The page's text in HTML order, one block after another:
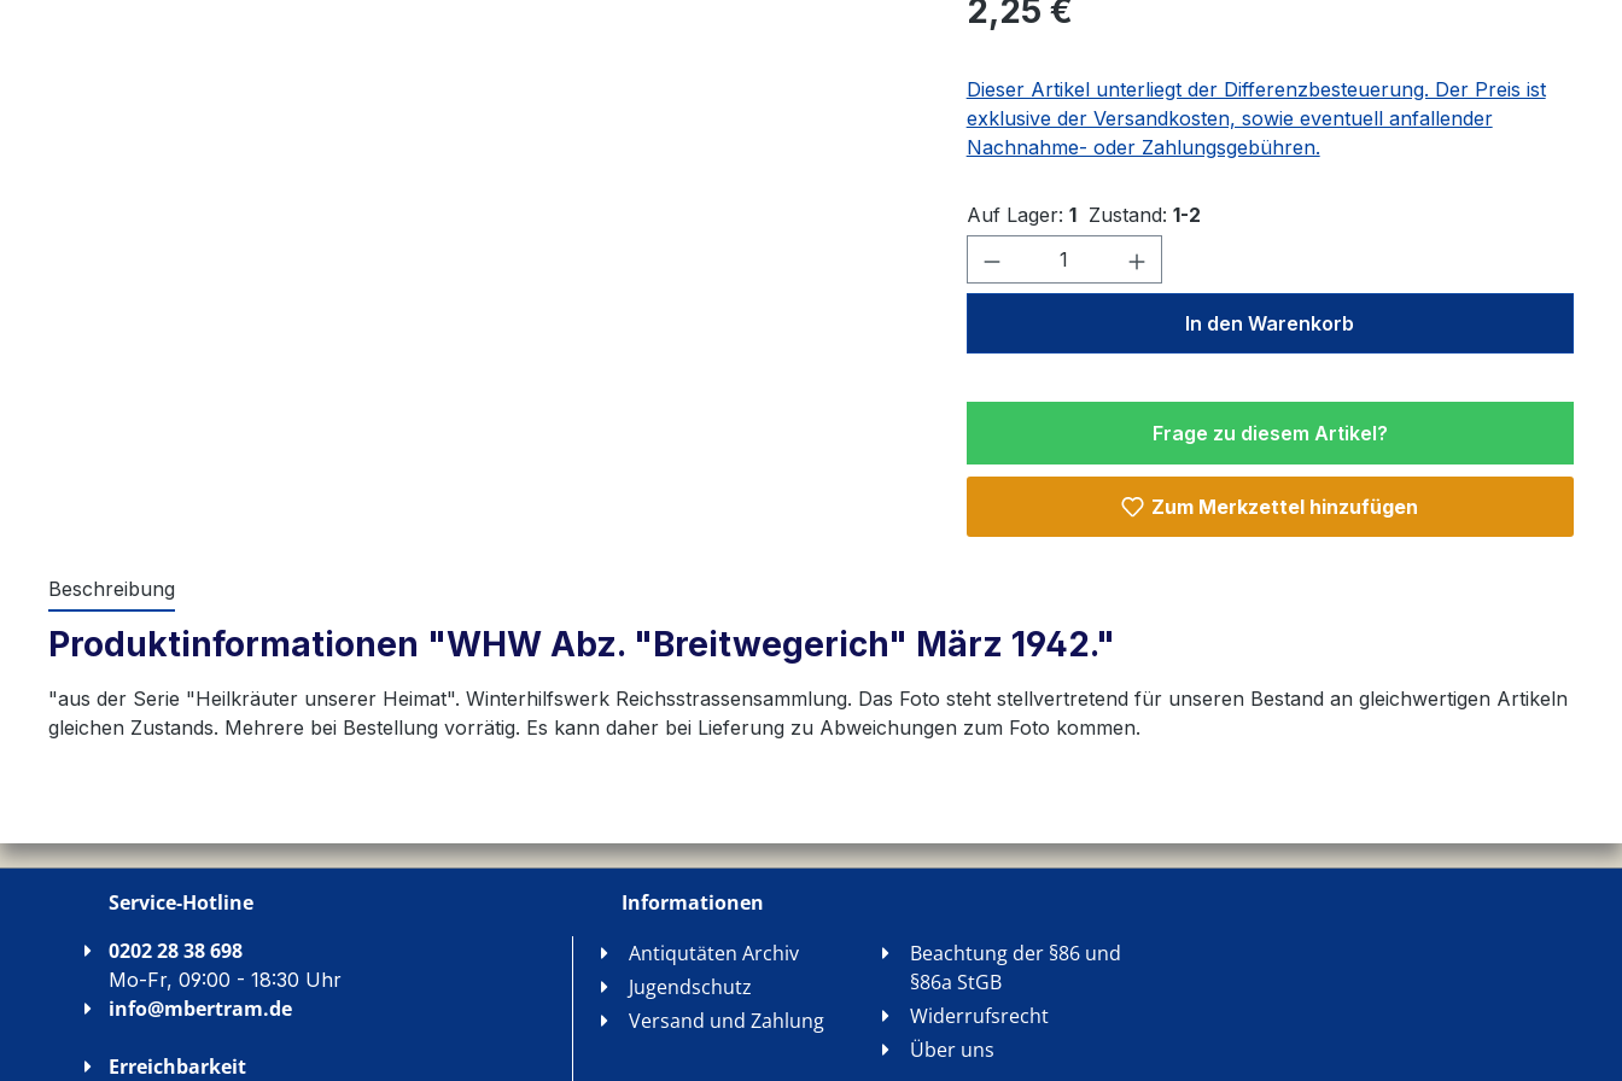
2,25 €
Dieser Artikel unterliegt der Differenzbesteuerung. Der Preis ist
exklusive der Versandkosten, sowie eventuell anfallender
Nachnahme- oder Zahlungsgebühren.
Auf Lager: 1 Zustand: 1-2
Produkt Anzahl: Gib den gewünschten Wert
In den Warenkorb
Frage zu diesem Artikel?
Zum Merkzettel hinzufügen
Beschreibung
Produktinformationen "WHW Abz. "Breitwegerich" März 1942."
"aus der Serie "Heilkräuter unserer Heimat". Winterhilfswerk Reichsstrassensammlung. Das Foto steht stellvertretend für unseren Bestand an gleichwertigen Artikeln
gleichen Zustands. Mehrere bei Bestellung vorrätig. Es kann daher bei Lieferung zu Abweichungen zum Foto kommen.
Service-Hotline
0202 28 38 698
Mo-Fr, 09:00 - 18:30 Uhr
info@mbertram.de
Erreichbarkeit
Informationen
Antiqutäten Archiv
Jugendschutz
Versand und Zahlung
Beachtung der §86 und
§86a StGB
Widerrufsrecht
Über uns